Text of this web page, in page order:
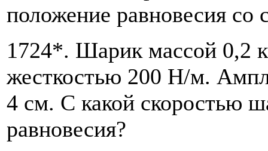
положение равновесия со
1724*. Шарик массой 0,2
жесткостью 200 Н/м.
4 см. С какой скоростью
равновесия?